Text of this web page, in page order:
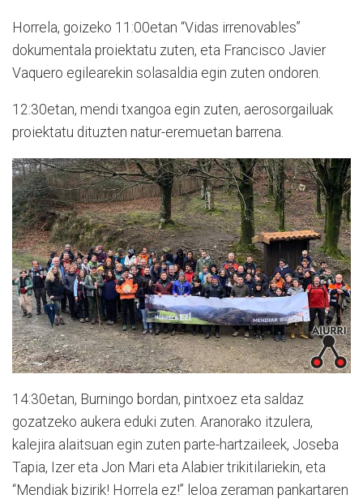
Horrela, goizeko 11:00etan “Vidas irrenovables”
dokumentala proiektatu zuten, eta Francisco Javier
Vaquero egilearekin solasaldia egin zuten ondoren.
12:30etan, mendi txangoa egin zuten, aerosorgailuak
proiektatu dituzten natur-eremuetan barrena.
14:30etan, Burningo bordan, pintxoez eta saldaz
gozatzeko aukera eduki zuten. Aranorako itzulera,
kalejira alaitsuan egin zuten parte-hartzaileek, Joseba
Tapia, Izer eta Jon Mari eta Alabier trikitilariekin, eta
“Mendiak bizirik! Horrela ez!” leloa zeraman pankartaren